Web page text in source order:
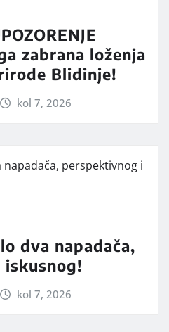
zabrana loženja
Blidinje!
kol 7, 2026
dva napadača,
kol 7, 2026